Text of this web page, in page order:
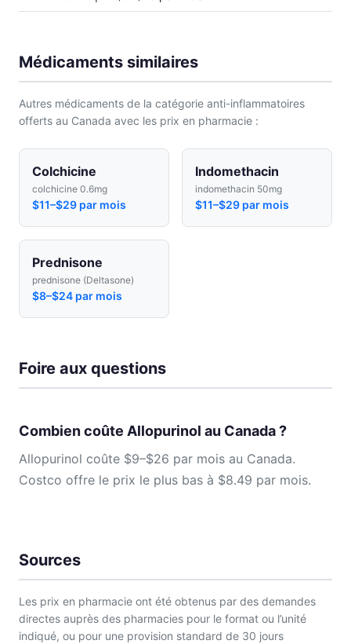
Médicaments similaires
Autres médicaments de la catégorie anti-inflammatoires
offerts au Canada avec les prix en pharmacie :
Colchicine
colchicine 0.6mg
$11–$29 par mois
Indomethacin
indomethacin 50mg
$11–$29 par mois
Prednisone
prednisone (Deltasone)
$8–$24 par mois
Foire aux questions
Combien coûte Allopurinol au Canada ?
Allopurinol coûte $9–$26 par mois au Canada.
Costco offre le prix le plus bas à $8.49 par mois.
Sources
Les prix en pharmacie ont été obtenus par des demandes
directes auprès des pharmacies pour le format ou l’unité
indiqué, ou pour une provision standard de 30 jours